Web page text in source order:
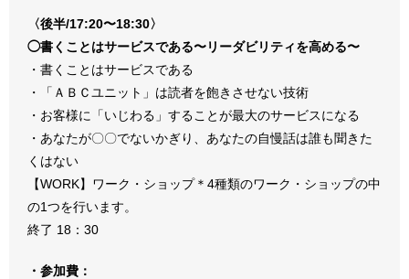
〈後半/17:20〜18:30〉
◯書くことはサービスである〜リーダビリティを高める〜
・書くことはサービスである
・「ＡＢＣユニット」は読者を飽きさせない技術
・お客様に「いじわる」することが最大のサービスになる
・あなたが〇〇でないかぎり、あなたの自慢話は誰も聞きた
くはない
【WORK】ワーク・ショップ＊4種類のワーク・ショップの中
の1つを行います。
終了 18：30
・参加費：